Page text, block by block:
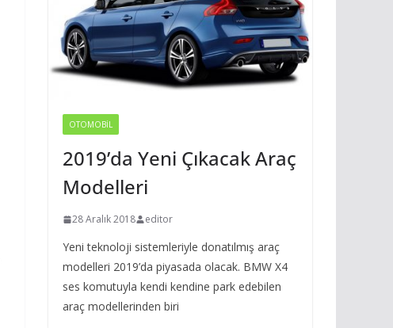
OTOMOBIL
2019’da Yeni Çıkacak Araç
Modelleri
28 Aralık 2018 editor
Yeni teknoloji sistemleriyle donatılmış araç
modelleri 2019’da piyasada olacak. BMW X4
ses komutuyla kendi kendine park edebilen
araç modellerinden biri